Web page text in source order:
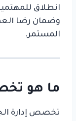
انطلاق
وضمان رضا
المستمر.
ما هو
تخصص إدارة